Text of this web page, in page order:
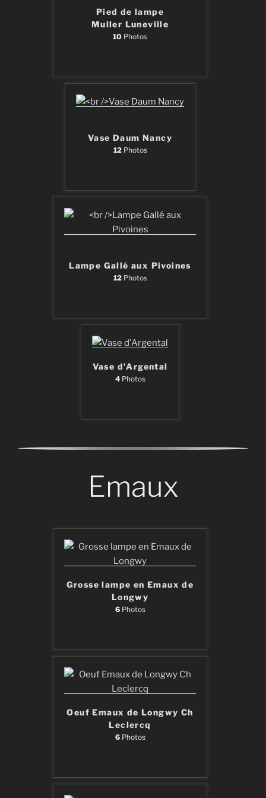
Pied de lampe
Muller Luneville
10 Photos
Vase Daum Nancy
12Photos
Lampe Gallé aux Pivoines
12Photos
Vase d'Argental
4Photos
Emaux
Grosse lampe en Emaux de
Longwy
6Photos
Oeuf Emaux de Longwy Ch
Leclercq
6Photos